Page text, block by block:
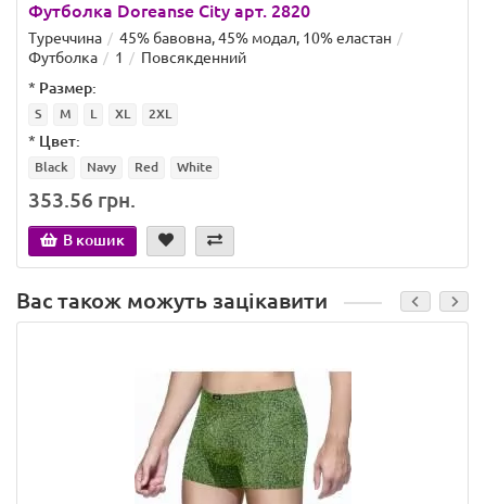
Футболка Doreanse City арт. 2820
Туреччина
45% бавовна, 45% модал, 10% еластан
Футболка
1
Повсякденний
* Размер:
S M L XL 2XL
* Цвет:
Black Navy Red White
353.56 грн.
В кошик
Вас також можуть зацікавити